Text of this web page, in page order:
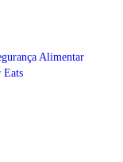
Alimentar
Eats